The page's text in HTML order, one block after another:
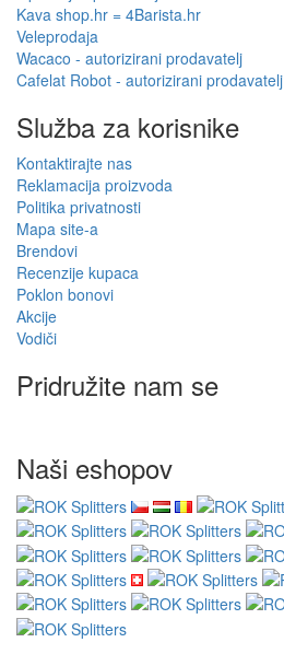
Kava shop.hr = 4Barista.hr
Veleprodaja
Wacaco - autorizirani prodavatelj
Cafelat Robot - autorizirani prodavatelj
Služba za korisnike
Kontaktirajte nas
Reklamacija proizvoda
Politika privatnosti
Mapa site-a
Brendovi
Recenzije kupaca
Poklon bonovi
Akcije
Vodiči
Pridružite nam se
Naši eshopov